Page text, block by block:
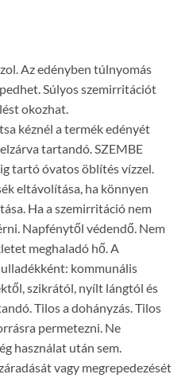
Az edényben túlnyomás
Súlyos szemirritációt
okozhat.
kéznél a termék edényét
tartandó. SZEMBE
tartó óvatos öblítés vízzel.
eltávolítása, ha könnyen
Ha a szemirritáció nem
Napfénytől védendő. Nem
meghaladó hő. A
kommunális
szikrától, nyílt lángtól és
Tilos a dohányzás. Tilos
permetezni. Ne
használat után sem.
vagy megrepedezését